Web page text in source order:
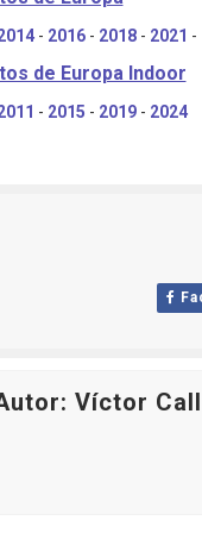
de piragüismo
de Francia
de Fórmula 1
- 2016- 2018- 2021 -
de Europa Indoor
- 2015 - 2019- 2024
Víctor